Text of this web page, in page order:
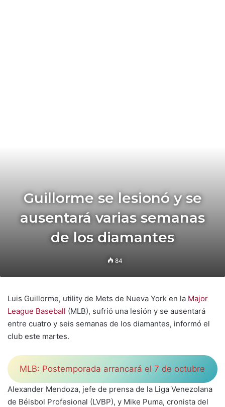
Guillorme se lesionó y se
ausentará varias semanas
de los diamantes
84
Luis Guillorme, utility de Mets de Nueva York en la Major
League Baseball (MLB), sufrió una lesión y se ausentará
entre cuatro y seis semanas de los diamantes, informó el
club este martes.
MLB: Postemporada arrancará el 7 de octubre
Alexander Mendoza, jefe de prensa de la Liga Venezolana
de Béisbol Profesional (LVBP), y Mike Puma, cronista del